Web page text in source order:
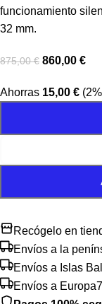
funcionamiento
32 mm.
875,00€ 860,00 €
Ahorras 15,00 €
Recógelo en
Envíos a la
Envíos a Islas
Envíos a Europa